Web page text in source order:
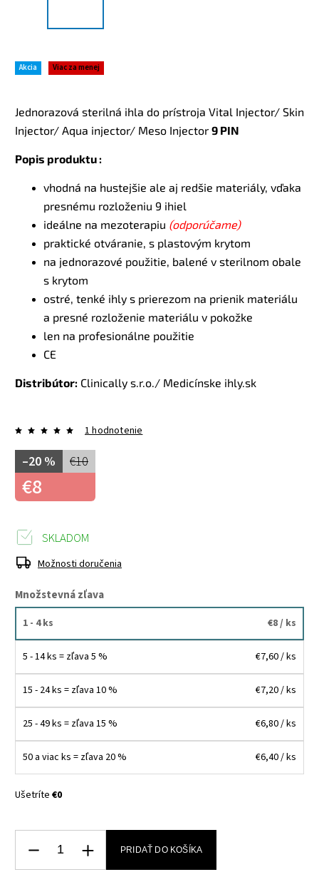
Akcia Viac za menej
Jednorazová sterilná ihla do prístroja Vital Injector/ Skin
Injector/ Aqua injector/ Meso Injector 9 PIN
Popis produktu :
vhodná na hustejšie ale aj redšie materiály, vďaka
presnému rozloženiu 9 ihiel
ideálne na mezoterapiu (odporúčame)
praktické otváranie, s plastovým krytom
na jednorazové použitie, balené v sterilnom obale
s krytom
ostré, tenké ihly s prierezom na prienik materiálu
a presné rozloženie materiálu v pokožke
len na profesionálne použitie
CE
Distribútor: Clinically s.r.o./ Medicínske ihly.sk
1 hodnotenie
€10
–20 %
€8
SKLADOM
Možnosti doručenia
Množstevná zľava
1 - 4 ks €8/ ks
5 - 14 ks = zľava 5 % €7,60/ ks
15 - 24 ks = zľava 10 % €7,20/ ks
25 - 49 ks = zľava 15 % €6,80/ ks
50 a viac ks = zľava 20 % €6,40/ ks
Ušetríte €0
PRIDAŤ DO KOŠÍKA